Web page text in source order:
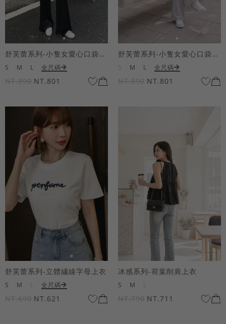
舒芙蕾系列-小隻女愛心口袋寬褲
S M L 全尺碼
NT.890 NT.801
舒芙蕾系列-小隻女愛心口袋寬褲
M L 全尺碼
NT.890 NT.801
舒芙蕾系列-立體繡線字母上衣
S M 全尺碼
NT.690 NT.621
冰感系列-荷葉削肩上衣
S M
NT.790 NT.711